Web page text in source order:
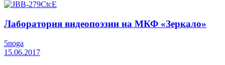
Лаборатория видеопоэзии на МКФ «Зеркало»
5noga
15.06.2017